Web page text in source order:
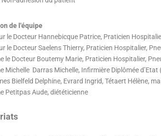
de l'équipe
le Docteur Hannebicque Patrice, Praticien
le Docteur Saelens Thierry, Praticien Hospitalier,
le Docteur Boutemy Marie, Praticien Hospitalier,
Michelle Darras Michelle, Infirmière Diplômée d’Etat
Bielfeld Delphine, Evrard Ingrid, Tétaert Hélène,
Petitpas Aude, diététicienne